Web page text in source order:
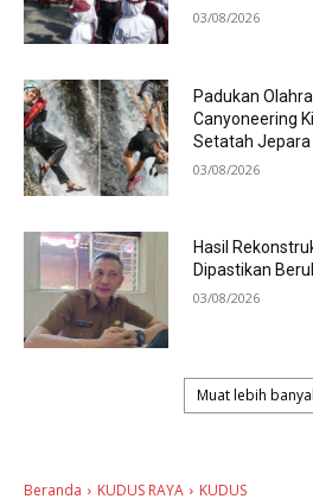
03/08/2026
Padukan
Canyoneering
Setatah Jepara
03/08/2026
Hasil
Dipastikan
03/08/2026
Muat lebih